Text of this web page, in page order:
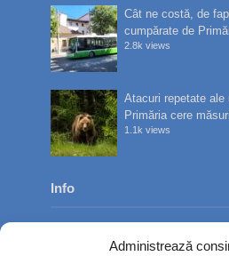
Administrează
Cât ne costă, de
cumpărate de
2.8k views
Atacuri repetate ale
Primăria cere
1.1k views
Info